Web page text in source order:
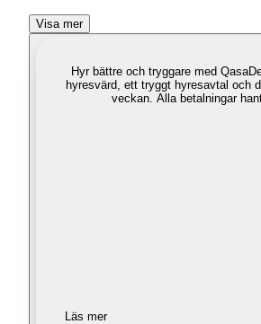
Visa mer
Hyr bättre och tryggare med Qasa
hyresvärd, ett tryggt hyresavtal och
veckan. Alla betalningar
Läs mer